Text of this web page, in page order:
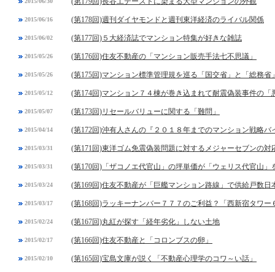
2015/06/16 (第178回)週刊ダイヤモンドと週刊東洋経済のライバル関係
2015/06/02 (第177回)５大経済誌でマンション特集が好きな雑誌
2015/05/26 (第176回)住友不動産の「マンション販売手法七不思議」
2015/05/26 (第175回)マンション標準管理規を巡る「国交省」と「総務省
2015/05/12 (第174回)マンション７４棟が巻き込まれて耐震偽装事件の「
2015/05/07 (第173回)リセールバリューに関する「難問」
2015/04/14 (第172回)沖有人さんの『２０１８年までのマンション戦略バ
2015/03/31 (第171回)東洋ゴム免震偽装問題に対するメジャーセブンの対
2015/03/31 (第170回)「ザコノエ代官山」の坪単価が「ウェリス代官山」
2015/03/24 (第169回)住友不動産が「巨艦マンション路線」で供給戸数日
2015/03/17 (第168回)ラッキーナンバー７７７のご利益？「西新宿タワー
2015/02/24 (第167回)丸紅が探す「経年劣化」しない土地
2015/02/17 (第166回)住友不動産と「コロンブスの卵」
2015/02/10 (第165回)宝島文庫が説く「不動産心理学のコワ～い話」